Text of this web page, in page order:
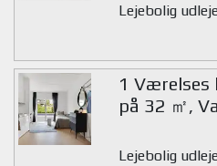
Lejebolig
1 Værelses
på 32 ㎡,
Lejebolig